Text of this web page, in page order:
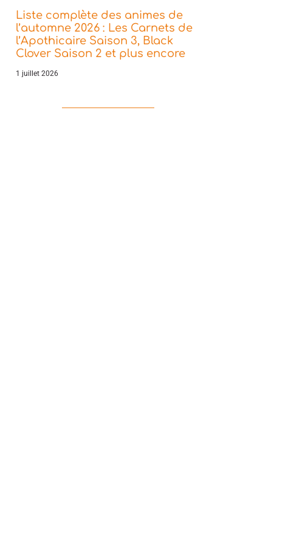
Liste complète des animes de
l’automne 2026 : Les Carnets de
l’Apothicaire Saison 3, Black
Clover Saison 2 et plus encore
1 juillet 2026